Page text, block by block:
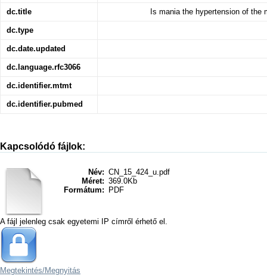
dc.title Is mania the hypertension of
dc.type
dc.date.updated
dc.language.rfc3066
dc.identifier.mtmt
dc.identifier.pubmed
Kapcsolódó fájlok:
Név: CN_15_424_u.pdf
Méret: 369.0Kb
Formátum:
PDF
A fájl jelenleg csak egyetemi IP címről érhető el.
Megtekintés/Megnyitás